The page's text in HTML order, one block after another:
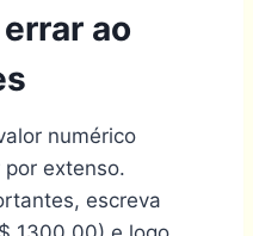
ao
numérico
extenso.
escreva